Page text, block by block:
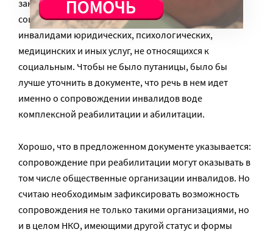
закрепленное в ст. 22 закона об основах
соцобслуживания. Это содействие в получении
инвалидами юридических, психологических,
медицинских и иных услуг, не относящихся к
социальным. Чтобы не было путаницы, было бы
лучше уточнить в документе, что речь в нем идет
именно о сопровождении инвалидов воде
комплексной реабилитации и абилитации.
Хорошо, что в предложенном документе указывается:
сопровождение при реабилитации могут оказывать в
том числе общественные организации инвалидов. Но
считаю необходимым зафиксировать возможность
сопровождения не только такими организациями, но
и в целом НКО, имеющими другой статус и формы